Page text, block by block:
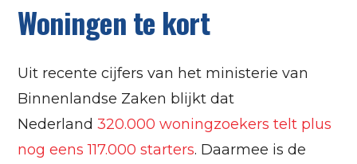
Woningen te kort
Uit recente cijfers van het ministerie van
Binnenlandse Zaken blijkt dat
Nederland320.000 woningzoekers telt plus
nog eens 117.000 starters. Daarmee is de